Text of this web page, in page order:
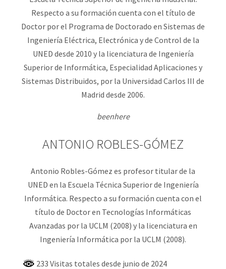
Respecto a su formación cuenta con el título de
Doctor por el Programa de Doctorado en Sistemas de
Ingeniería Eléctrica, Electrónica y de Control de la
UNED desde 2010 y la licenciatura de Ingeniería
Superior de Informática, Especialidad Aplicaciones y
Sistemas Distribuidos, por la Universidad Carlos III de
Madrid desde 2006.
beenhere
ANTONIO ROBLES-GÓMEZ
Antonio Robles-Gómez es profesor titular de la
UNED en la Escuela Técnica Superior de Ingeniería
Informática. Respecto a su formación cuenta con el
título de Doctor en Tecnologías Informáticas
Avanzadas por la UCLM (2008) y la licenciatura en
Ingeniería Informática por la UCLM (2008).
233 Visitas totales desde junio de 2024